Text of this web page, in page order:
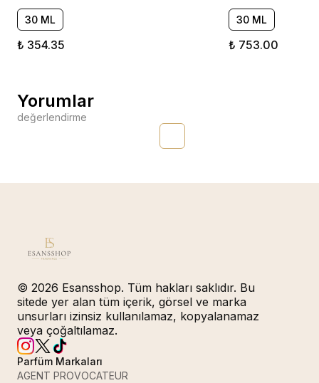
30 ML
₺ 354.35
30 ML
₺ 753.00
Yorumlar
değerlendirme
© 2026 Esansshop. Tüm hakları saklıdır. Bu
sitede yer alan tüm içerik, görsel ve marka
unsurları izinsiz kullanılamaz, kopyalanamaz
veya çoğaltılamaz.
Parfüm Markaları
AGENT PROVOCATEUR